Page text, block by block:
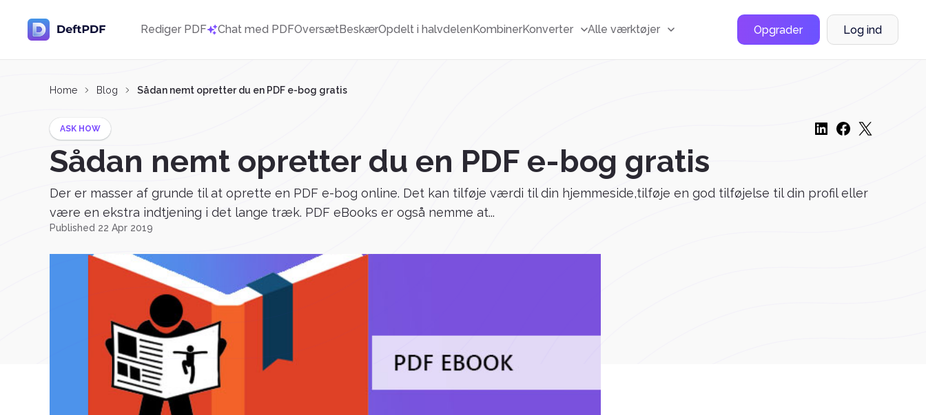
Rediger PDF Chat med PDFOversætBeskærOpdelt i halvdelenKombinerKonverter Alle værktøjer Opgrader Log ind
Home Blog Sådan nemt opretter du en PDF e-bog gratis
ASK HOW
Sådan nemt opretter du en PDF e-bog gratis
Der er masser af grunde til at oprette en PDF e-bog online. Det kan tilføje værdi til din hjemmeside,tilføje en god tilføjelse til din profil eller
være en ekstra indtjening i det lange træk. PDF eBooks er også nemme at...
Published 22 Apr 2019